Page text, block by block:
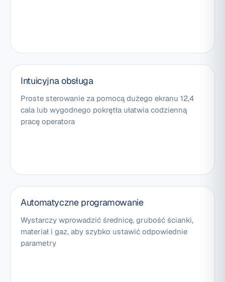
Intuicyjna obsługa
Proste sterowanie za pomocą dużego ekranu 12,4
cala lub wygodnego pokrętła ułatwia codzienną
pracę operatora
Automatyczne programowanie
Wystarczy wprowadzić średnicę, grubość ścianki,
materiał i gaz, aby szybko ustawić odpowiednie
parametry